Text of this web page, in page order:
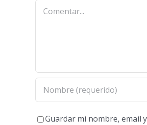
Comentar
Guardar mi nombre, email